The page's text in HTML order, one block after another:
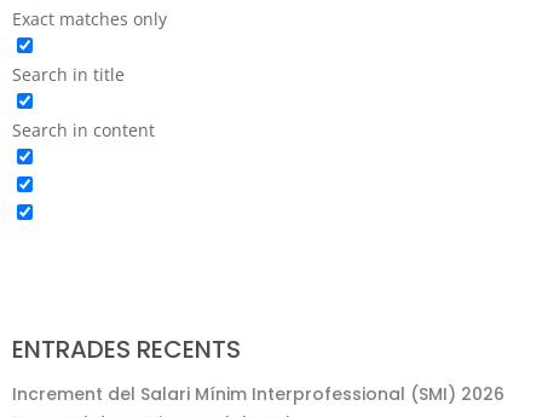
Exact matches only
Search in title
Search in content
ENTRADES RECENTS
Increment del Salari Mínim Interprofessional (SMI) 2026